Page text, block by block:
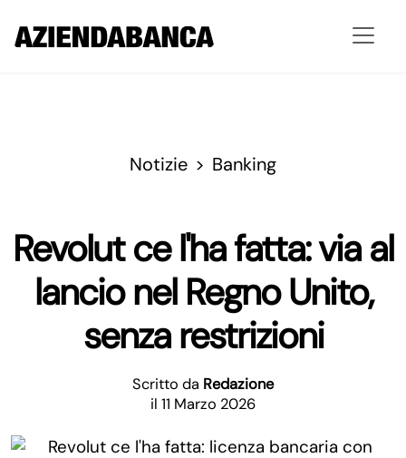
Notizie Banking
Revolut ce l'ha fatta: via al
lancio nel Regno Unito,
senza restrizioni
Scritto da Redazione
il 11 Marzo 2026